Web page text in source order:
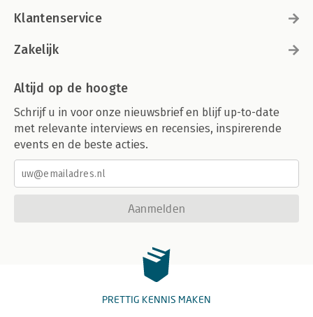
Klantenservice
Zakelijk
Altijd op de hoogte
Schrijf u in voor onze nieuwsbrief en blijf up-to-date
met relevante interviews en recensies, inspirerende
events en de beste acties.
Aanmelden
PRETTIG KENNIS MAKEN